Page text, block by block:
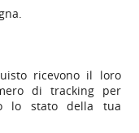
.
ricevono il loro
di tracking per
lo stato della tua